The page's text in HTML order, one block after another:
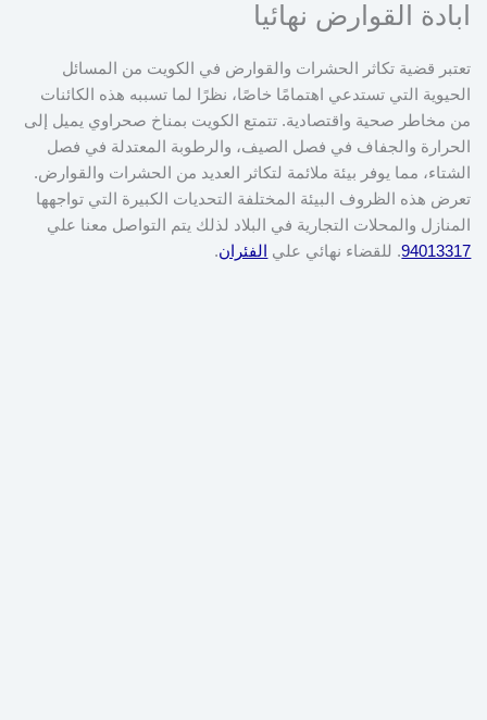
ابادة القوارض نهائيا
تعتبر قضية تكاثر الحشرات والقوارض في الكويت من المسائل
الحيوية التي تستدعي اهتمامًا خاصًا، نظرًا لما تسببه هذه الكائنات
من مخاطر صحية واقتصادية. تتمتع الكويت بمناخ صحراوي يميل إلى
الحرارة والجفاف في فصل الصيف، والرطوبة المعتدلة في فصل
الشتاء، مما يوفر بيئة ملائمة لتكاثر العديد من الحشرات والقوارض.
تعرض هذه الظروف البيئة المختلفة التحديات الكبيرة التي تواجهها
المنازل والمحلات التجارية في البلاد لذلك يتم التواصل معنا علي
94013317. للقضاء نهائي علي الفئران.